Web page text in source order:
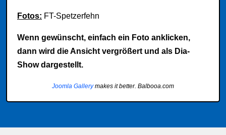
Fotos: FT-Spetzerfehn
Wenn gewünscht, einfach ein Foto anklicken,
dann wird die Ansicht vergrößert und als Dia-
Show dargestellt.
Joomla Gallerymakes it better. Balbooa.com